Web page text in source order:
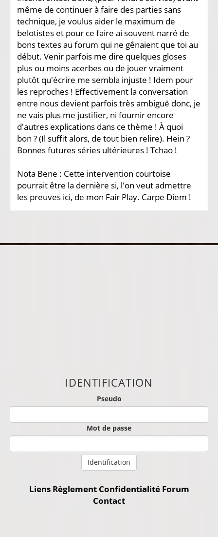
même de continuer à faire des parties sans
technique, je voulus aider le maximum de
belotistes et pour ce faire ai souvent narré de
bons textes au forum qui ne gênaient que toi au
début. Venir parfois me dire quelques gloses
plus ou moins acerbes ou de jouer vraiment
plutôt qu'écrire me sembla injuste ! Idem pour
les reproches ! Effectivement la conversation
entre nous devient parfois très ambiguë donc, je
ne vais plus me justifier, ni fournir encore
d'autres explications dans ce thème ! À quoi
bon ? (Il suffit alors, de tout bien relire). Hein ?
Bonnes futures séries ultérieures ! Tchao !
Nota Bene : Cette intervention courtoise
pourrait être la dernière si, l'on veut admettre
les preuves ici, de mon Fair Play. Carpe Diem !
IDENTIFICATION
Pseudo
Mot de passe
Identification
Liens Règlement Confidentialité Forum
Contact